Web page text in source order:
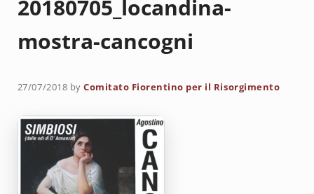
20180705_locandina-
mostra-cancogni
27/07/2018 byComitato Fiorentino per il Risorgimento